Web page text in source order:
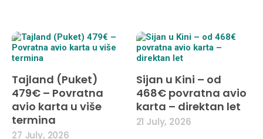
Tajland (Puket)
479€ – Povratna
avio karta u više
termina
27 July, 2026
Sijan u Kini – od
468€ povratna avio
karta – direktan let
21 July, 2026